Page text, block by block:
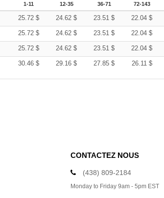
1-11 12-35 36-71 72-143
25.72$ 24.62$ 23.51$ 22.04$
25.72$ 24.62$ 23.51$ 22.04$
25.72$ 24.62$ 23.51$ 22.04$
30.46$ 29.16$ 27.85$ 26.11 $
CONTACTEZ NOUS
(438) 809-2184
Monday to Friday 9am - 5pm EST